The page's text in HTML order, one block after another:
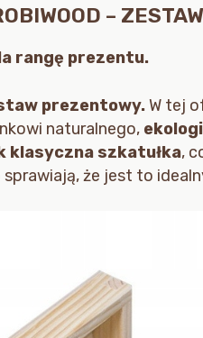
–
rangę prezentu.
prezentowy.W tej
naturalnego,
klasyczna szkatułka,
że jest to